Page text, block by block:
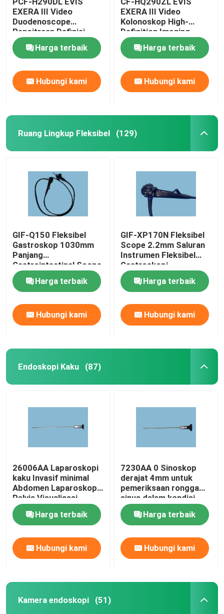
Perbaikan Endoskopi kaku
Perbaikan Kamera Endoskopi
Perbaikan Laparoskopi
Produk Endoskopi Lainnya
EXERA III Video
Duodenoscope
Pencitraan Definisi
Tinggi Peningkatan
Warna LuasHarga terbaik
Hubungi kami
EXERA III Video
Kolonoskop High-
Definition Imaging
Waterproof And
DurableHarga terbaik
Hubungi kami
Ruang Lingkup Fleksibel (129)
GIF-Q150 Fleksibel
Gastroskop 1030mm
Panjang
Gastrointestinal Scope
210 derajat Angulasi
Harga terbaik
Hubungi kami
GIF-XP170N Fleksibel
Scope 2.2mm Saluran
Instrumen Fleksibel
Gastroskopi
Harga terbaik
Hubungi kami
Endoskopi Kaku (87)
26006AA Laparoskopi
kaku Invasif minimal
Abdomen Laparoskopi
Pelvis Visualisasi
Harga terbaik
Hubungi kami
7230AA 0 Sinoskop
derajat 4mm untuk
pemeriksaan rongga
sinus dalam kondisi
baik
Harga terbaik
Hubungi kami
Kamera endoskopi (51)